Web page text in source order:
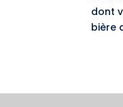
dont
bière